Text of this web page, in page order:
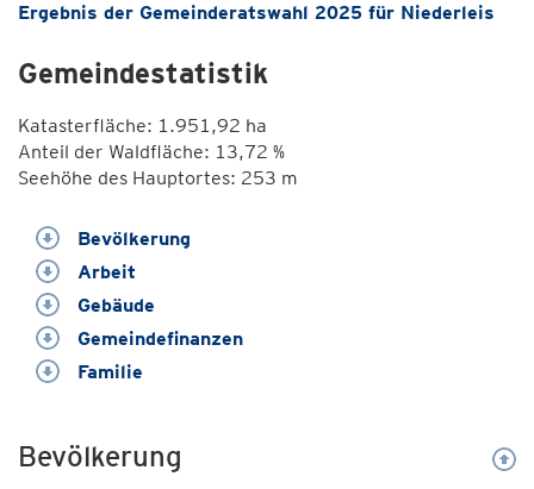
Ergebnis der Gemeinderatswahl 2025 für Niederleis
Gemeindestatistik
Katasterfläche: 1.951,92 ha
Anteil der Waldfläche: 13,72 %
Seehöhe des Hauptortes: 253 m
Bevölkerung
Arbeit
Gebäude
Gemeindefinanzen
Familie
Bevölkerung